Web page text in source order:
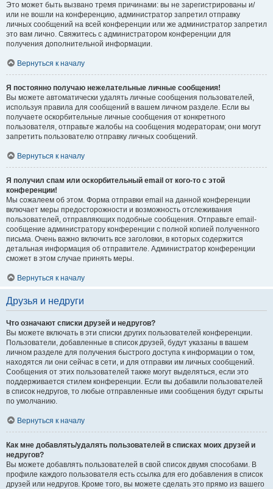
Это может быть вызвано тремя причинами: вы не зарегистрированы и/
или не вошли на конференцию, администратор запретил отправку
личных сообщений на всей конференции или же администратор запретил
это вам лично. Свяжитесь с администратором конференции для
получения дополнительной информации.
Вернуться к началу
Я постоянно получаю нежелательные личные сообщения!
Вы можете автоматически удалять личные сообщения пользователей,
используя правила для сообщений в вашем личном разделе. Если вы
получаете оскорбительные личные сообщения от конкретного
пользователя, отправьте жалобы на сообщения модераторам; они могут
запретить пользователю отправку личных сообщений.
Вернуться к началу
Я получил спам или оскорбительный email от кого-то с этой
конференции!
Мы сожалеем об этом. Форма отправки email на данной конференции
включает меры предосторожности и возможность отслеживания
пользователей, отправляющих подобные сообщения. Отправьте email-
сообщение администратору конференции с полной копией полученного
письма. Очень важно включить все заголовки, в которых содержится
детальная информация об отправителе. Администратор конференции
сможет в этом случае принять меры.
Вернуться к началу
Друзья и недруги
Что означают списки друзей и недругов?
Вы можете включать в эти списки других пользователей конференции.
Пользователи, добавленные в список друзей, будут указаны в вашем
личном разделе для получения быстрого доступа к информации о том,
находятся ли они сейчас в сети, и для отправки им личных сообщений.
Сообщения от этих пользователей также могут выделяться, если это
поддерживается стилем конференции. Если вы добавили пользователей
в список недругов, то любые отправленные ими сообщения будут скрыты
по умолчанию.
Вернуться к началу
Как мне добавлять/удалять пользователей в списках моих друзей и
недругов?
Вы можете добавлять пользователей в свой список двумя способами. В
профиле каждого пользователя есть ссылка для его добавления в список
друзей или недругов. Кроме того, вы можете сделать это прямо из вашего